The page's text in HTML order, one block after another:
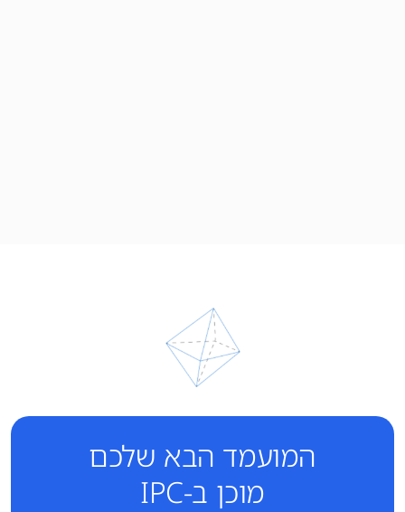
המועמד הבא שלכם
מוכן ב-IPC